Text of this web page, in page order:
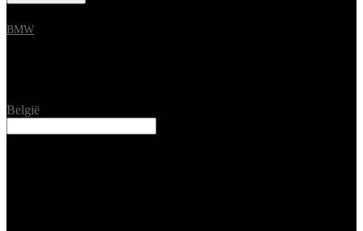
BMW
België